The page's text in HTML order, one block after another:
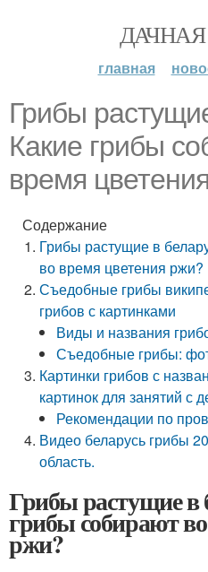
главная
Грибы
Какие грибы
время
Содержание
Грибы растущие в
во время цветения ржи?
Съедобные грибы
грибов с картинками
Виды и названия
Съедобные грибы:
Картинки грибов с
картинок для занятий с
Рекомендации по
Видео беларусь грибы
область.
Грибы растущие в
грибы собирают
ржи?